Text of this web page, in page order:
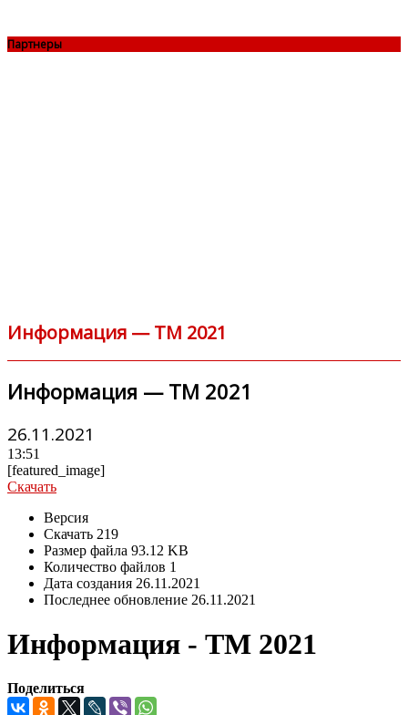
Партнеры
Информация — ТМ 2021
Информация — ТМ 2021
26.11.2021
13:51
[featured_image]
Скачать
Версия
Скачать 219
Размер файла 93.12 KB
Количество файлов 1
Дата создания 26.11.2021
Последнее обновление 26.11.2021
Информация - ТМ 2021
Поделиться